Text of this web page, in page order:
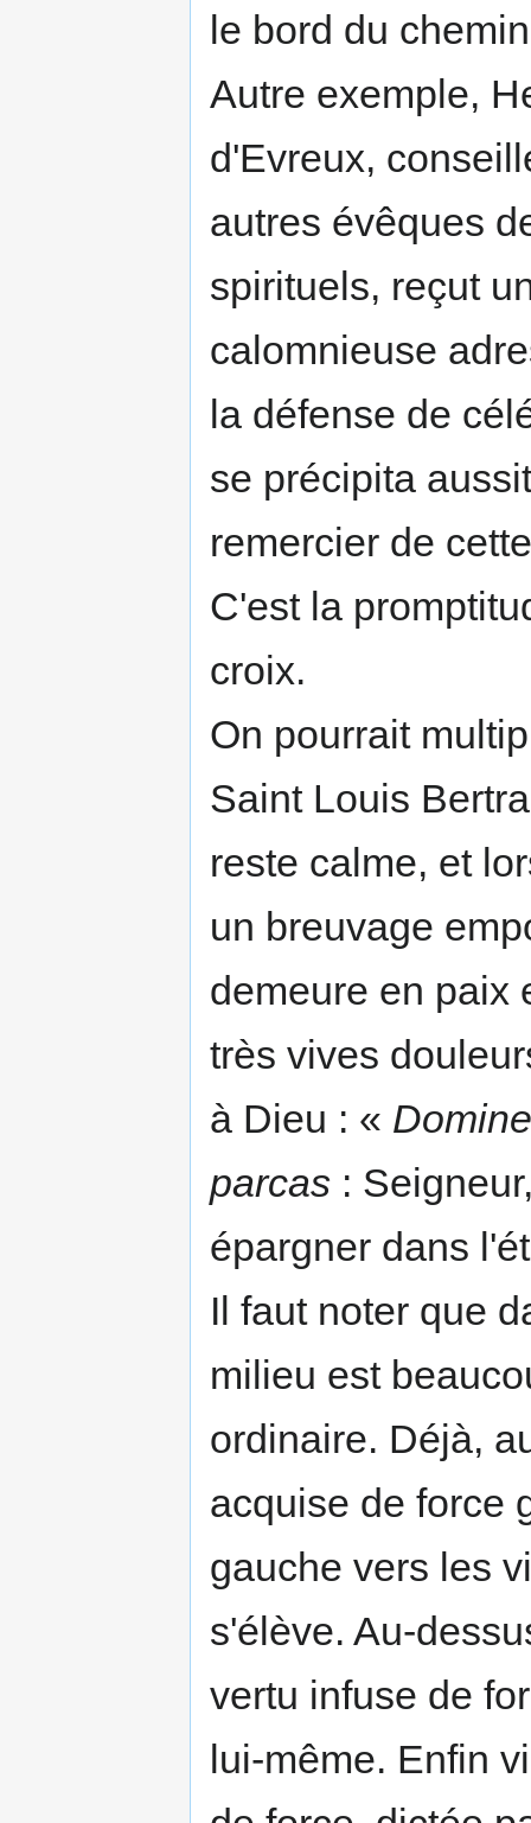
le bord du
Autre exemple,
d'E­vreux,
autres évêques
spirituels, reçut
calomnieuse
la défense de
se précipita
remercier de
C'est la
croix.
On pourrait
Saint Louis
reste calme, et
un breu­vage
demeure en paix
très vives
à Dieu : «
parcas :
épargner dans
Il faut noter que
milieu est
ordinaire. Déjà,
acquise de force
gauche vers les
s'élève. Au-
vertu infuse de
lui-même. Enfin